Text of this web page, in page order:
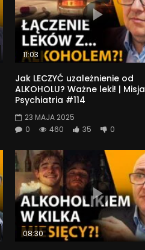
Watch Later
11:03
Jak LECZYĆ uzależnienie od
ALKOHOLU? Ważne leki! | Misja
Psychiatria #114
23 MAJA 2025
0
460 35 0
Watch Later
08:30